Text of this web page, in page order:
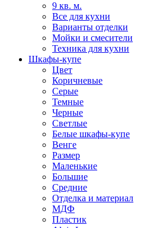
9 кв. м.
Все для кухни
Варианты отделки
Мойки и смесители
Техника для кухни
Шкафы-купе
Цвет
Коричневые
Серые
Темные
Черные
Светлые
Белые шкафы-купе
Венге
Размер
Маленькие
Большие
Средние
Отделка и материал
МДФ
Пластик